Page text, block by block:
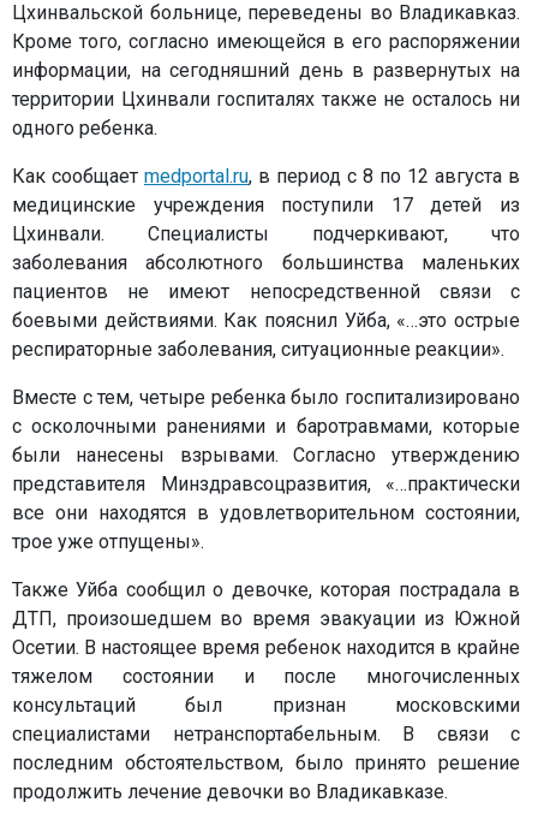
Цхинвальской больнице, переведены во Владикавказ.
Кроме того, согласно имеющейся в его распоряжении
информации, на сегодняшний день в развернутых на
территории Цхинвали госпиталях также не осталось ни
одного ребенка.
Как сообщает medportal.ru, в период с 8 по 12 августа в
медицинские учреждения поступили 17 детей из
Цхинвали. Специалисты подчеркивают, что
заболевания абсолютного большинства маленьких
пациентов не имеют непосредственной связи с
боевыми действиями. Как пояснил Уйба, «…это острые
респираторные заболевания, ситуационные реакции».
Вместе с тем, четыре ребенка было госпитализировано
с осколочными ранениями и баротравмами, которые
были нанесены взрывами. Согласно утверждению
представителя Минздравсоцразвития, «…практически
все они находятся в удовлетворительном состоянии,
трое уже отпущены».
Также Уйба сообщил о девочке, которая пострадала в
ДТП, произошедшем во время эвакуации из Южной
Осетии. В настоящее время ребенок находится в крайне
тяжелом состоянии и после многочисленных
консультаций был признан московскими
специалистами нетранспортабельным. В связи с
последним обстоятельством, было принято решение
продолжить лечение девочки во Владикавказе.